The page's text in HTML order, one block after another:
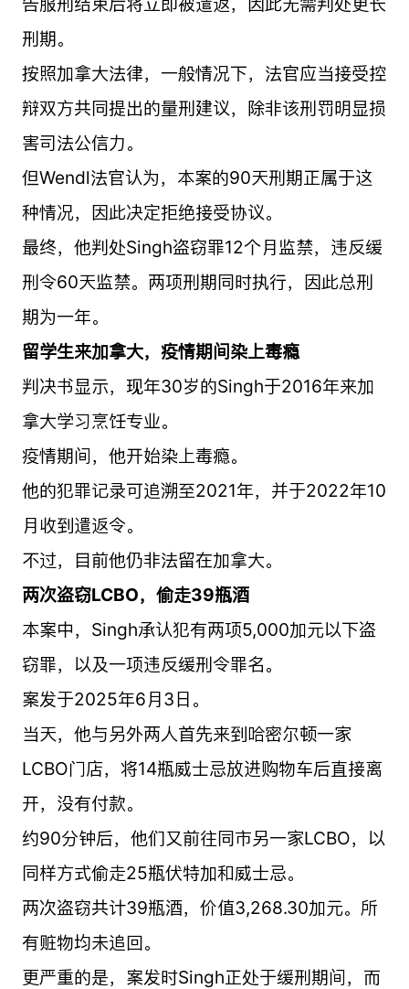
刑期。
按照加拿大法律，一般情况下，法官应当接受控
辩双方共同提出的量刑建议，除非该刑罚明显损
害司法公信力。
但Wendl法官认为，本案的90天刑期正属于这
种情况，因此决定拒绝接受协议。
最终，他判处Singh盗窃罪12个月监禁，违反缓
刑令60天监禁。两项刑期同时执行，因此总刑
期为一年。
留学生来加拿大，疫情期间染上毒瘾
判决书显示，现年30岁的Singh于2016年来加
拿大学习烹饪专业。
疫情期间，他开始染上毒瘾。
他的犯罪记录可追溯至2021年，并于2022年10
月收到遣返令。
不过，目前他仍非法留在加拿大。
两次盗窃LCBO，偷走39瓶酒
本案中，Singh承认犯有两项5,000加元以下盗
窃罪，以及一项违反缓刑令罪名。
案发于2025年6月3日。
当天，他与另外两人首先来到哈密尔顿一家
LCBO门店，将14瓶威士忌放进购物车后直接离
开，没有付款。
约90分钟后，他们又前往同市另一家LCBO，以
同样方式偷走25瓶伏特加和威士忌。
两次盗窃共计39瓶酒，价值3,268.30加元。所
有赃物均未追回。
更严重的是，案发时Singh正处于缓刑期间，而